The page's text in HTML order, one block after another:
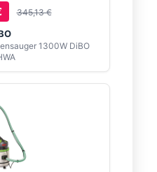
345,13 €
1300W DiBO